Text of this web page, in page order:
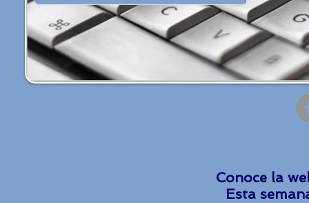
Conoce la
Esta